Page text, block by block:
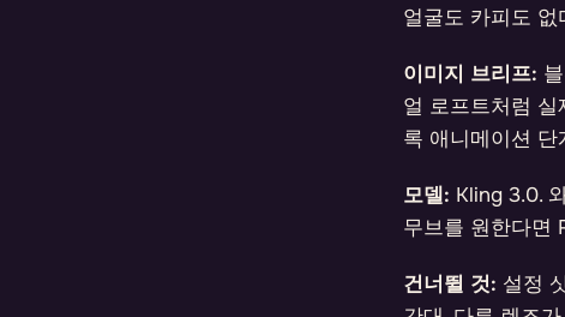
얼굴도 카피도 없
이미지 브리프:
얼 로프트처럼
록 애니메이션
모델: Kling 3.0.
무브를 원한다면
건너뛸 것: 설정